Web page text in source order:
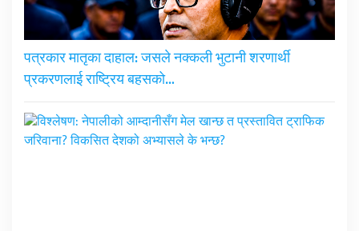
पत्रकार मातृका दाहाल: जसले नक्कली भुटानी शरणार्थी
प्रकरणलाई राष्ट्रिय बहसको…